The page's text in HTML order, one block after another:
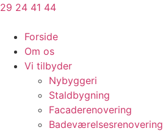
Videre
indhold
29 24 41 44
Forside
Om os
Vi tilbyder
Nybyggeri
Staldbygning​
Facaderenovering
Badeværelsesrenovering